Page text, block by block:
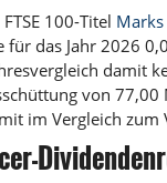
100-Titel Marks
das Jahr 2026
damit
von 77,00
im Vergleich